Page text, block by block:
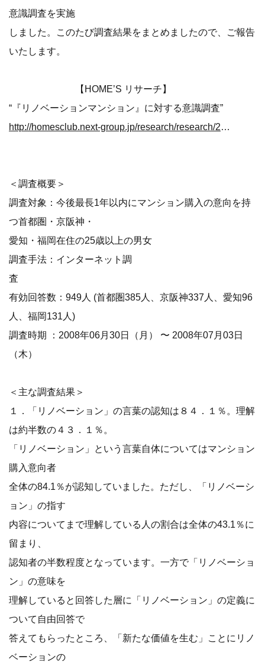
意識調査を実施
しました。このたび調査結果をまとめましたので、ご報告
いたします。
【HOME’S リサーチ】
“『リノベーションマンション』に対する意識調査”
http://homesclub.next-group.jp/research/research/2008/20080828.php
＜調査概要＞
調査対象：今後最長1年以内にマンション購入の意向を持
つ首都圏・京阪神・
愛知・福岡在住の25歳以上の男女
調査手法：インターネット調
査
有効回答数：949人 (首都圏385人、京阪神337人、愛知96
人、福岡131人)
調査時期 ：2008年06月30日（月） 〜 2008年07月03日
（木）
＜主な調査結果＞
１．「リノベーション」の言葉の認知は８４．１％。理解
は約半数の４３．１％。
「リノベーション」という言葉自体についてはマンション
購入意向者
全体の84.1％が認知していました。ただし、「リノベーシ
ョン」の指す
内容についてまで理解している人の割合は全体の43.1％に
留まり、
認知者の半数程度となっています。一方で「リノベーショ
ン」の意味を
理解していると回答した層に「リノベーション」の定義に
ついて自由回答で
答えてもらったところ、「新たな価値を生む」ことにリノ
ベーションの